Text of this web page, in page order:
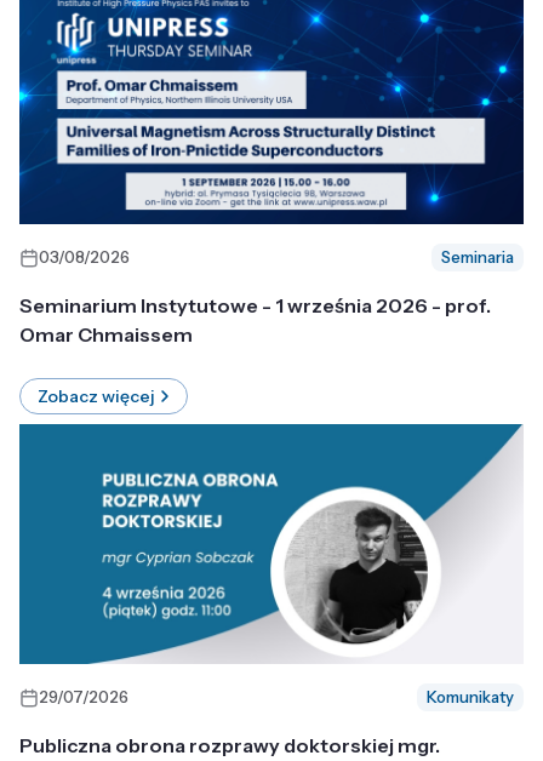
03/08/2026 Seminaria
Seminarium Instytutowe - 1 września 2026 - prof.
Omar Chmaissem
Zobacz więcej
29/07/2026 Komunikaty
Publiczna obrona rozprawy doktorskiej mgr.